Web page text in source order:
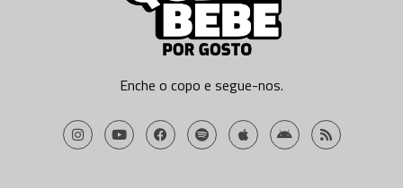
Enche o copo e segue-nos.